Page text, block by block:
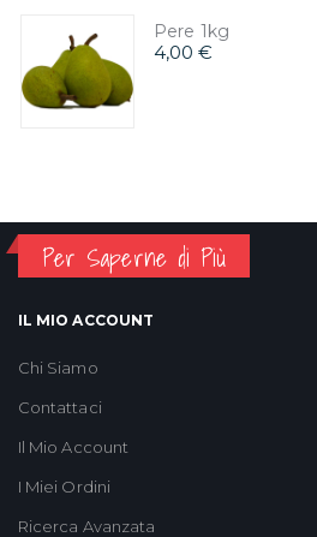
Pere 1kg
4,00 €
Per Saperne di Più
IL MIO ACCOUNT
Chi Siamo
Contattaci
Il Mio Account
I Miei Ordini
Ricerca Avanzata